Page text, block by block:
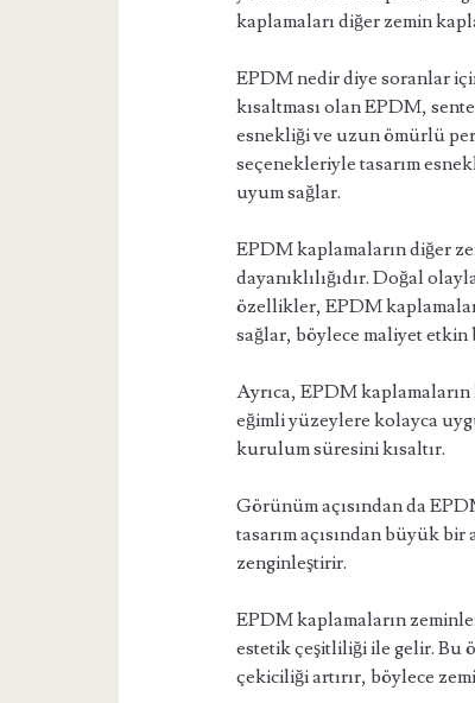
kaplamaları diğer zemin
EPDM nedir diye soranlar
kısaltması olan EPDM,
esnekliği ve uzun ömürlü
seçenekleriyle tasarım
uyum sağlar.
EPDM kaplamaların diğer
dayanıklılığıdır. Doğal
özellikler, EPDM
sağlar, böylece maliyet etkin
Ayrıca, EPDM
eğimli yüzeylere kolayca
kurulum süresini kısaltır.
Görünüm açısından da
tasarım açısından büyük bir
zenginleştirir.
EPDM kaplamaların
estetik çeşitliliği ile gelir. Bu
çekiciliği artırır, böylece